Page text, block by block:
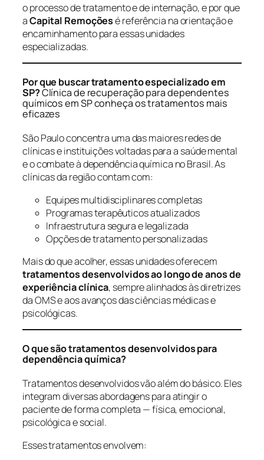
o processo de tratamento e de internação, e por que
aCapital Remoçõesé referência na orientação e
encaminhamento para essas unidades
especializadas.
Por que buscar tratamento especializado em
SP?Clínica de recuperação para dependentes
químicos em SP conheça os tratamentos mais
eficazes
São Paulo concentra uma das maiores redes de
clínicas e instituições voltadas para a saúde mental
e o combate à dependência química no Brasil. As
clínicas da região contam com:
Equipes multidisciplinares completas
Programas terapêuticos atualizados
Infraestrutura segura e legalizada
Opções de tratamento personalizadas
Mais do que acolher, essas unidades oferecem
tratamentos desenvolvidos ao longo de anos de
experiência clínica, sempre alinhados às diretrizes
da OMS e aos avanços das ciências médicas e
psicológicas.
O que são tratamentos desenvolvidos para
dependência química?
Tratamentos desenvolvidos vão além do básico. Eles
integram diversas abordagens para atingir o
paciente de forma completa — física, emocional,
psicológica e social.
Esses tratamentos envolvem: